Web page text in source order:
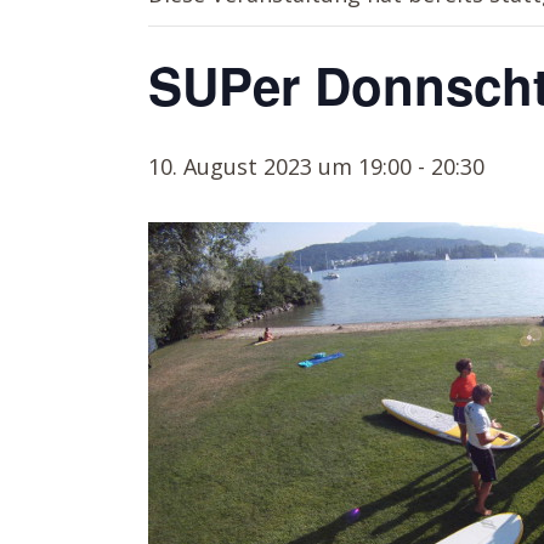
SUPer
10. August 2023 um 19:00 - 20:30